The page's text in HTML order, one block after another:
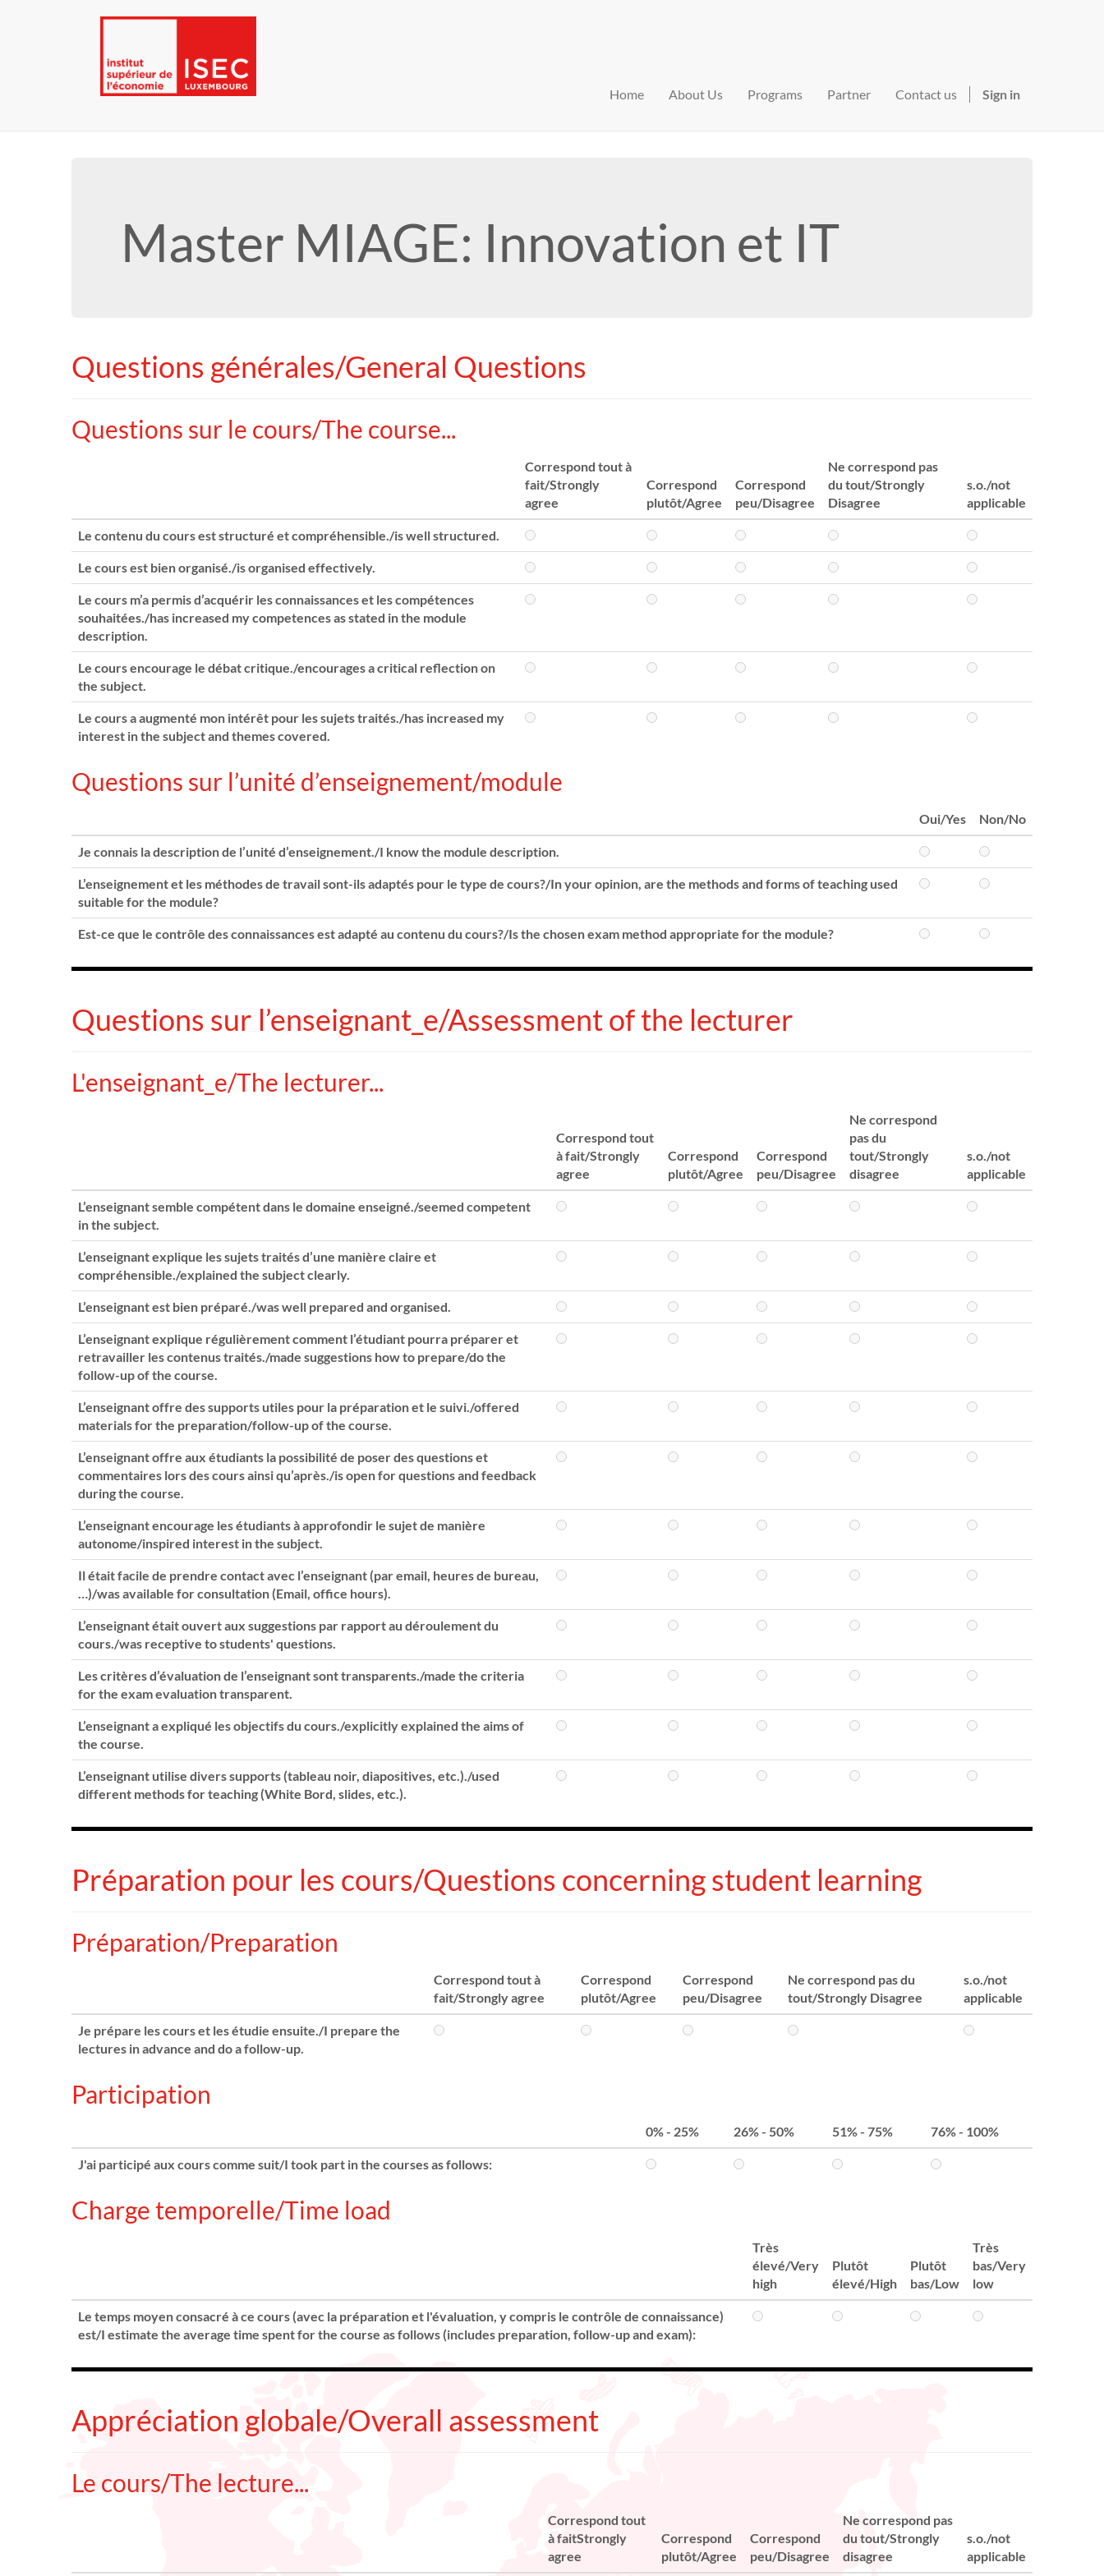
Home About Us Programs Partner Contact us Sign in
Master MIAGE: Innovation et IT
Questions générales/General Questions
Questions sur le cours/The course...
Correspond tout à
fait/Strongly
agree
Correspond
plutôt/Agree
Correspond
peu/Disagree
Ne correspond pas
du tout/Strongly
Disagree
s.o./not
applicable
Le contenu du cours est structuré et compréhensible./is well structured.
Le cours est bien organisé./is organised effectively.
Le cours m’a permis d’acquérir les connaissances et les compétences
souhaitées./has increased my competences as stated in the module
description.
Le cours encourage le débat critique./encourages a critical reflection on
the subject.
Le cours a augmenté mon intérêt pour les sujets traités./has increased my
interest in the subject and themes covered.
Questions sur l’unité d’enseignement/module
Oui/Yes Non/No
Je connais la description de l’unité d’enseignement./I know the module description.
L’enseignement et les méthodes de travail sont-ils adaptés pour le type de cours?/In your opinion, are the methods and forms of teaching used
suitable for the module?
Est-ce que le contrôle des connaissances est adapté au contenu du cours?/Is the chosen exam method appropriate for the module?
Questions sur l’enseignant_e/Assessment of the lecturer
L'enseignant_e/The lecturer...
Correspond tout
à fait/Strongly
agree
Correspond
plutôt/Agree
Correspond
peu/Disagree
Ne correspond
pas du
tout/Strongly
disagree
s.o./not
applicable
L’enseignant semble compétent dans le domaine enseigné./seemed competent
in the subject.
L’enseignant explique les sujets traités d’une manière claire et
compréhensible./explained the subject clearly.
L’enseignant est bien préparé./was well prepared and organised.
L’enseignant explique régulièrement comment l’étudiant pourra préparer et
retravailler les contenus traités./made suggestions how to prepare/do the
follow-up of the course.
L’enseignant offre des supports utiles pour la préparation et le suivi./offered
materials for the preparation/follow-up of the course.
L’enseignant offre aux étudiants la possibilité de poser des questions et
commentaires lors des cours ainsi qu’après./is open for questions and feedback
during the course.
L’enseignant encourage les étudiants à approfondir le sujet de manière
autonome/inspired interest in the subject.
Il était facile de prendre contact avec l’enseignant (par email, heures de bureau,
…)/was available for consultation (Email, office hours).
L’enseignant était ouvert aux suggestions par rapport au déroulement du
cours./was receptive to students' questions.
Les critères d’évaluation de l’enseignant sont transparents./made the criteria
for the exam evaluation transparent.
L’enseignant a expliqué les objectifs du cours./explicitly explained the aims of
the course.
L’enseignant utilise divers supports (tableau noir, diapositives, etc.)./used
different methods for teaching (White Bord, slides, etc.).
Préparation pour les cours/Questions concerning student learning
Préparation/Preparation
Correspond tout à
fait/Strongly agree
Correspond
plutôt/Agree
Correspond
peu/Disagree
Ne correspond pas du
tout/Strongly Disagree
s.o./not
applicable
Je prépare les cours et les étudie ensuite./I prepare the
lectures in advance and do a follow-up.
Participation
0% - 25% 26% - 50% 51% - 75% 76% - 100%
J'ai participé aux cours comme suit/I took part in the courses as follows:
Charge temporelle/Time load
Très
élevé/Very
high
Plutôt
élevé/High
Plutôt
bas/Low
Très
bas/Very
low
Le temps moyen consacré à ce cours (avec la préparation et l'évaluation, y compris le contrôle de connaissance)
est/I estimate the average time spent for the course as follows (includes preparation, follow-up and exam):
Appréciation globale/Overall assessment
Le cours/The lecture...
Correspond tout
à faitStrongly
agree
Correspond
plutôt/Agree
Correspond
peu/Disagree
Ne correspond pas
du tout/Strongly
disagree
s.o./not
applicable